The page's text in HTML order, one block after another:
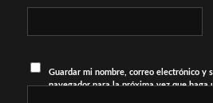
Guardar mi nombre, correo electrónico y
navegador para la próxima vez que haga